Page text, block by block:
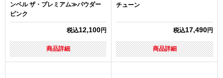
ンベル ザ・プレミアム≫パウダー
ピンク
税込12,100円
商品詳細
チューン
税込17,490円
商品詳細